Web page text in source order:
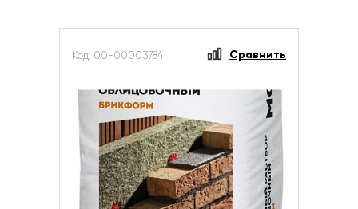
Код: 00-00003784 Сравнить